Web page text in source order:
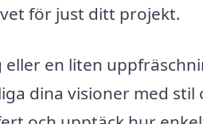
för just ditt projekt.
en liten
dina visioner med stil